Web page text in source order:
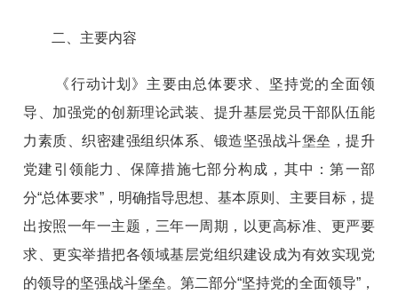
二、主要内容
《行动计划》主要由总体要求、坚持党的全面领
导、加强党的创新理论武装、提升基层党员干部队伍能
力素质、织密建强组织体系、锻造坚强战斗堡垒，提升
党建引领能力、保障措施七部分构成，其中：第一部
分“总体要求”，明确指导思想、基本原则、主要目标，提
出按照一年一主题，三年一周期，以更高标准、更严要
求、更实举措把各领域基层党组织建设成为有效实现党
的领导的坚强战斗堡垒。第二部分“坚持党的全面领导”，